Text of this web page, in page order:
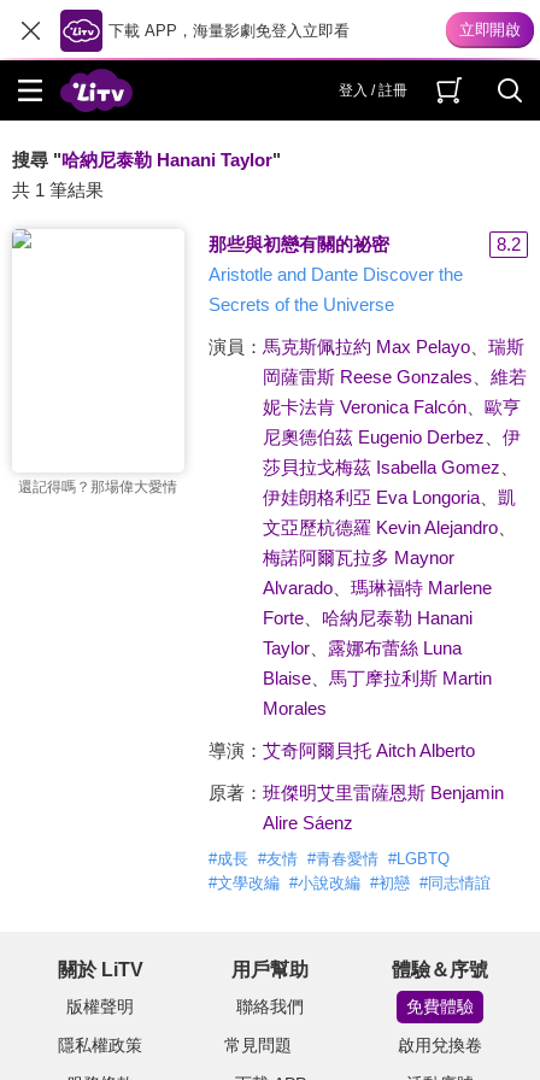
下載 APP，海量影劇免登入立即看
登入 / 註冊
搜尋 "哈納尼泰勒 Hanani Taylor"
共 1 筆結果
還記得嗎？那場偉大愛情
那些與初戀有關的祕密
8.2
Aristotle and Dante Discover the
Secrets of the Universe
演員： 馬克斯佩拉約 Max Pelayo、 瑞斯
岡薩雷斯 Reese Gonzales
維若
妮卡法肯 Veronica Falcón、 歐亨
尼奧德伯茲 Eugenio Derbez
伊
莎貝拉戈梅茲 Isabella Gomez
伊娃朗格利亞 Eva Longoria、 凱
文亞歷杭德羅 Kevin Alejandro、
梅諾阿爾瓦拉多 Maynor
Alvarado、 瑪琳福特 Marlene
Forte、 哈納尼泰勒 Hanani
Taylor、 露娜布蕾絲 Luna
Blaise、 馬丁摩拉利斯 Martin
Morales
導演： 艾奇阿爾貝托 Aitch Alberto
原著： 班傑明艾里雷薩恩斯 Benjamin
Alire Sáenz
#成長 #友情 #青春愛情 #LGBTQ
#文學改編 #小說改編 #初戀 #同志情誼
關於 LiTV
版權聲明
隱私權政策
用戶幫助
聯絡我們
常見問題
體驗＆序號
免費體驗
啟用兌換卷